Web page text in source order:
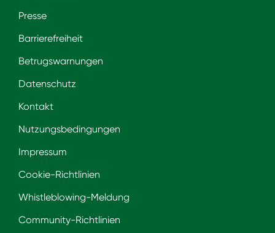
Presse
Barrierefreiheit
Betrugswarnungen
Datenschutz
Kontakt
Nutzungsbedingungen
Impressum
Cookie-Richtlinien
Whistleblowing-Meldung
Community-Richtlinien